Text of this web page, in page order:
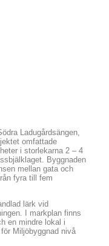
Ladugårdsängen,
omfattade
i storlekarna 2 – 4
Byggnaden
mellan gata och
fyra till fem
lärk vid
I markplan finns
en mindre lokal i
Miljöbyggnad nivå